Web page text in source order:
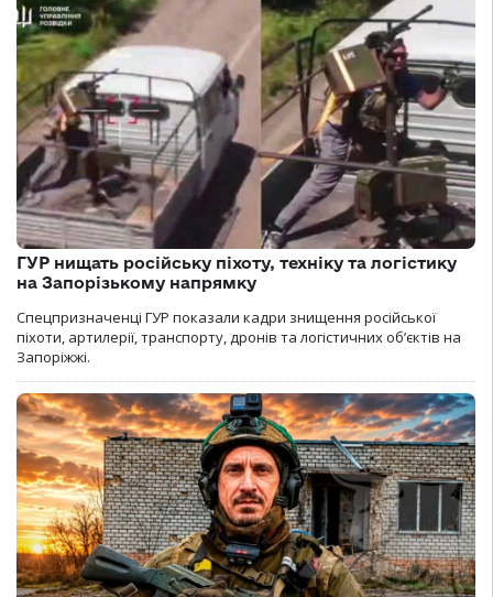
ГУР нищать російську піхоту, техніку та логістику
на Запорізькому напрямку
Спецпризначенці ГУР показали кадри знищення російської
піхоти, артилерії, транспорту, дронів та логістичних об’єктів на
Запоріжжі.